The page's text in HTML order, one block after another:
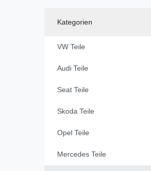
Kategorien
VW Teile
Audi Teile
Seat Teile
Skoda Teile
Opel Teile
Mercedes Teile